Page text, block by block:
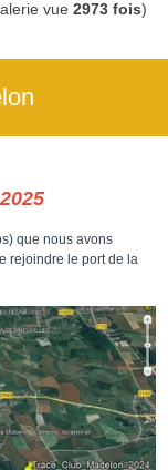
vue 2973 fois)
que nous avons
rejoindre le port de la